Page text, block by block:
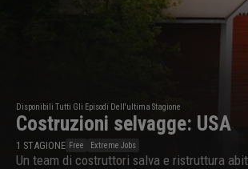
Disponibili Tutti Gli Episodi Dell'ultima Stagione
Costruzioni selvagge: USA
1 STAGIONE Free Extreme Jobs
Un team di costruttori salva e ristruttura